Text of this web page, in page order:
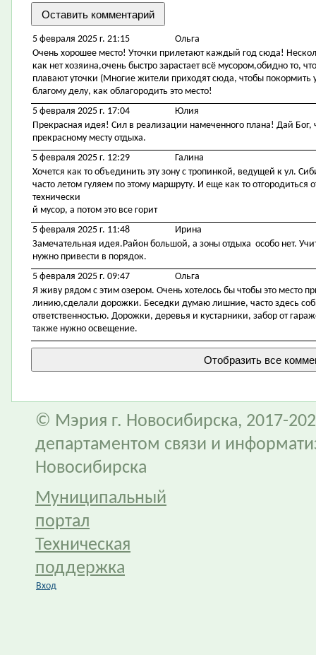
5 февраля 2025 г. 21:15
Ольга
Очень хорошее место! Уточки прилетают каждый год сюда!
как нет хозяина,очень быстро зарастает всё мусором,обидно то,
плавают уточки (Многие жители приходят сюда, чтобы покормить
благому делу, как облагородить это место!
5 февраля 2025 г. 17:04
Юлия
Прекрасная идея! Сил в реализации намеченного плана! Дай
прекрасному месту отдыха.
5 февраля 2025 г. 12:29
Галина
Хочется как то объединить эту зону с тропинкой, ведущей к ул.
часто летом гуляем по этому маршруту. И еще как то
технически
й мусор, а потом это все горит
5 февраля 2025 г. 11:48
Ирина
Замечательная идея.Район большой, а зоны отдыха особо нет.
нужно привести в порядок.
5 февраля 2025 г. 09:47
Ольга
Я живу рядом с этим озером. Очень хотелось бы чтобы это место
линию,сделали дорожки. Беседки думаю лишние, часто здесь
ответственностью. Дорожки, деревья и кустарники, забор от
также нужно освещение.
© Мэрия г. Новосибирска, 2017-
департаментом связи и
Новосибирска
Муниципальный
портал
Техническая
поддержка
Вход